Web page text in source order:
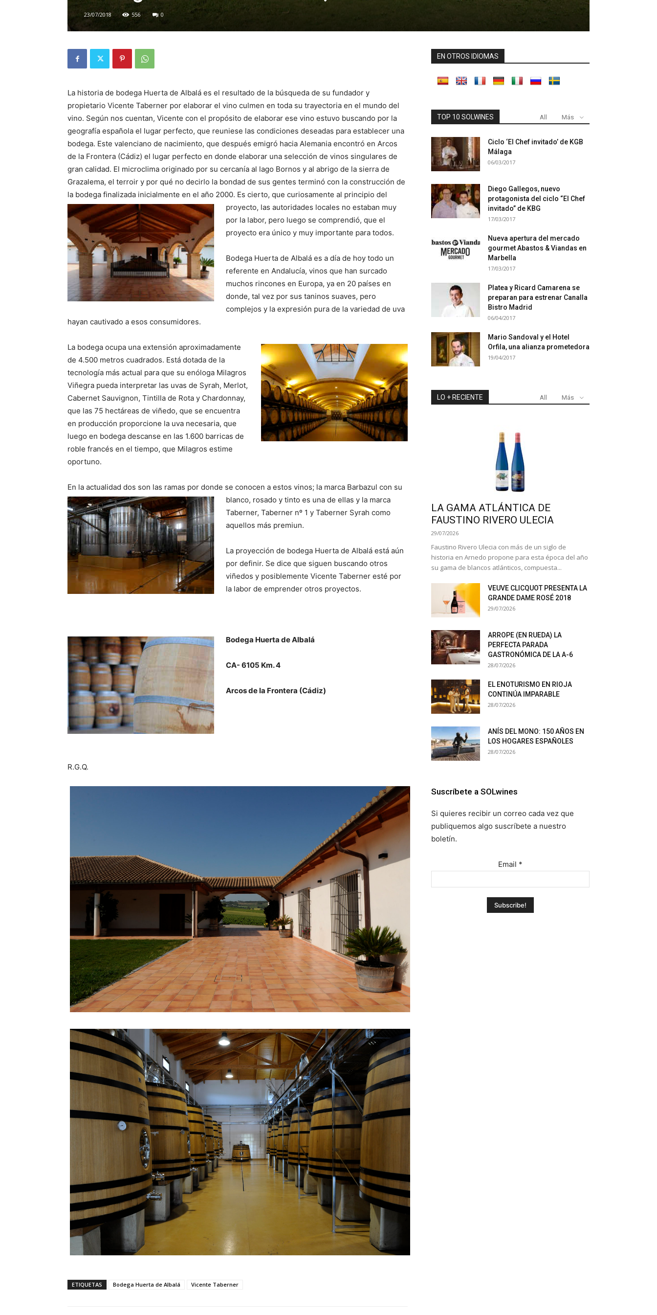
23/07/2018 556 0
La historia de bodega Huerta de Albalá es el resultado de la búsqueda de su fundador y
propietario Vicente Taberner por elaborar el vino culmen en toda su trayectoria en el mundo del
vino. Según nos cuentan, Vicente con el propósito de elaborar ese vino estuvo buscando por la
geografía española el lugar perfecto, que reuniese las condiciones deseadas para establecer una
bodega. Este valenciano de nacimiento, que después emigró hacia Alemania encontró en Arcos
de la Frontera (Cádiz) el lugar perfecto en donde elaborar una selección de vinos singulares de
gran calidad. El microclima originado por su cercanía al lago Bornos y al abrigo de la sierra de
Grazalema, el terroir y por qué no decirlo la bondad de sus gentes terminó con la construcción de
la bodega finalizada inicialmente en el año 2000. Es cierto, que curiosamente al principio del
proyecto, las autoridades locales no estaban muy
por la labor, pero luego se comprendió, que el
proyecto era único y muy importante para todos.
Bodega Huerta de Albalá es a día de hoy todo un
referente en Andalucía, vinos que han surcado
muchos rincones en Europa, ya en 20 países en
donde, tal vez por sus taninos suaves, pero
complejos y la expresión pura de la variedad de uva
hayan cautivado a esos consumidores.
La bodega ocupa una extensión aproximadamente
de 4.500 metros cuadrados. Está dotada de la
tecnología más actual para que su enóloga Milagros
Viñegra pueda interpretar las uvas de Syrah, Merlot,
Cabernet Sauvignon, Tintilla de Rota y Chardonnay,
que las 75 hectáreas de viñedo, que se encuentra
en producción proporcione la uva necesaria, que
luego en bodega descanse en las 1.600 barricas de
roble francés en el tiempo, que Milagros estime
oportuno.
En la actualidad dos son las ramas por donde se conocen a estos vinos; la marca Barbazul con su
blanco, rosado y tinto es una de ellas y la marca
Taberner, Taberner nº 1 y Taberner Syrah como
aquellos más premiun.
La proyección de bodega Huerta de Albalá está aún
por definir. Se dice que siguen buscando otros
viñedos y posiblemente Vicente Taberner esté por
la labor de emprender otros proyectos.
Bodega Huerta de Albalá
CA- 6105 Km. 4
Arcos de la Frontera (Cádiz)
R.G.Q.
ETIQUETAS Bodega Huerta de Albalá Vicente Taberner
EN OTROS IDIOMAS
TOP 10 SOLWINES All Más
Ciclo ‘El Chef invitado’ de KGB
Málaga
06/03/2017
Diego Gallegos, nuevo
protagonista del ciclo “El Chef
invitado” de KBG
17/03/2017
Nueva apertura del mercado
gourmet Abastos & Viandas en
Marbella
17/03/2017
Platea y Ricard Camarena se
preparan para estrenar Canalla
Bistro Madrid
06/04/2017
Mario Sandoval y el Hotel
Orfila, una alianza prometedora
19/04/2017
LO + RECIENTE All Más
LA GAMA ATLÁNTICA DE
FAUSTINO RIVERO ULECIA
29/07/2026
Faustino Rivero Ulecia con más de un siglo de
historia en Arnedo propone para esta época del año
su gama de blancos atlánticos, compuesta...
VEUVE CLICQUOT PRESENTA LA
GRANDE DAME ROSÉ 2018
29/07/2026
ARROPE (EN RUEDA) LA
PERFECTA PARADA
GASTRONÓMICA DE LA A-6
28/07/2026
EL ENOTURISMO EN RIOJA
CONTINÚA IMPARABLE
28/07/2026
ANÍS DEL MONO: 150 AÑOS EN
LOS HOGARES ESPAÑOLES
28/07/2026
Suscríbete a SOLwines
Si quieres recibir un correo cada vez que
publiquemos algo suscríbete a nuestro
boletín.
Email *